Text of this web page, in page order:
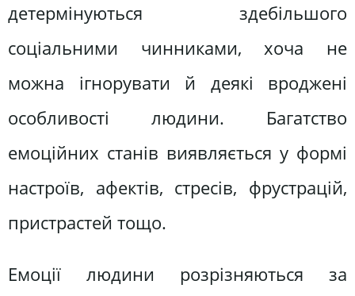
детермінуються здебільшого
соціальними чинниками, хоча не
можна ігнорувати й деякі вроджені
особливості людини. Багатство
емоційних станів виявляється у формі
настроїв, афектів, стресів, фрустрацій,
пристрастей тощо.
Емоції людини розрізняються за